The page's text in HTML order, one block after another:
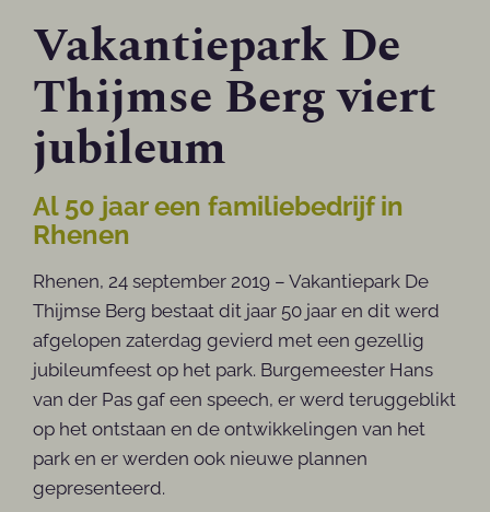
Vakantiepark De
Thijmse Berg viert
jubileum
Al 50 jaar een familiebedrijf in
Rhenen
Rhenen, 24 september 2019 – Vakantiepark De
Thijmse Berg bestaat dit jaar 50 jaar en dit werd
afgelopen zaterdag gevierd met een gezellig
jubileumfeest op het park. Burgemeester Hans
van der Pas gaf een speech, er werd teruggeblikt
op het ontstaan en de ontwikkelingen van het
park en er werden ook nieuwe plannen
gepresenteerd.